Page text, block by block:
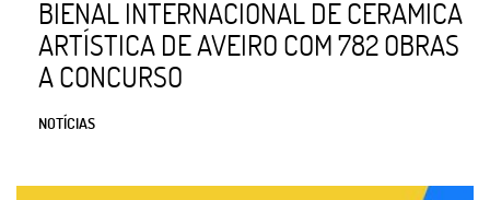
BIENAL INTERNACIONAL DE CERÂMICA
ARTÍSTICA DE AVEIRO COM 782 OBRAS
A CONCURSO
NOTÍCIAS